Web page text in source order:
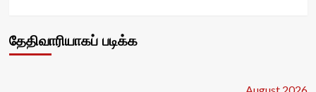
தேதிவாரியாகப் படிக்க
August 2026